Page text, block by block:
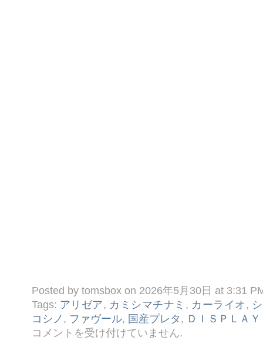
Posted by tomsbox on 2026年5月30日 at 3:31
Tags: アリゼア, カミシマチナミ , カーライオ ,
コシノ , ファヴール, 国産プレタ , ＤＩＳＰＬＡＹ
◆
さ
コメントを受け付けていません.